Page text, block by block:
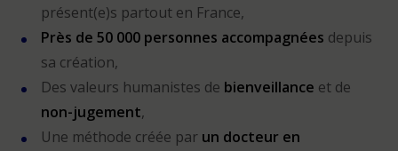
présent(e)s partout en France,
Près de 50 000 personnes accompagnées depuis
sa création,
Des valeurs humanistes de bienveillance et de
non-jugement,
Une méthode créée par un docteur en